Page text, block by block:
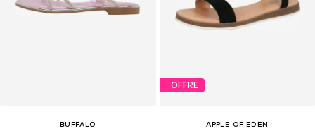
BUFFALO
OFFRE
APPLE OF EDEN